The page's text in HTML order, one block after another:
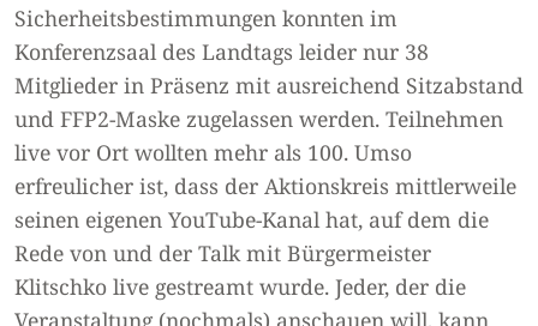
Sicherheitsbestimmungen konnten im
Konferenzsaal des Landtags leider nur 38
Mitglieder in Präsenz mit ausreichend Sitzabstand
und FFP2-Maske zugelassen werden. Teilnehmen
live vor Ort wollten mehr als 100. Umso
erfreulicher ist, dass der Aktionskreis mittlerweile
seinen eigenen YouTube-Kanal hat, auf dem die
Rede von und der Talk mit Bürgermeister
Klitschko live gestreamt wurde. Jeder, der die
Veranstaltung (nochmals) anschauen will, kann